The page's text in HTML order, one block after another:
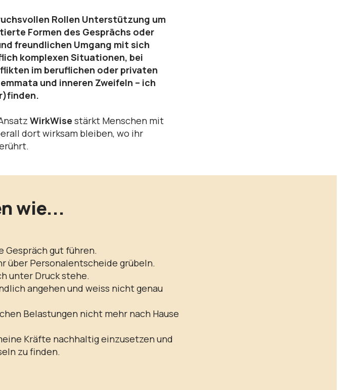
Rollen Unterstützung um
Formen des Gesprächs oder
freundlichen Umgang mit sich
komplexen Situationen, bei
im beruflichen oder privaten
und inneren Zweifeln – ich
WirkWise stärkt Menschen mit
dort wirksam bleiben, wo ihr
wie...
Gespräch gut führen.
über Personalentscheide grübeln.
unter Druck stehe.
angehen und weiss nicht genau
Belastungen nicht mehr nach Hause
Kräfte nachhaltig einzusetzen und
zu finden.